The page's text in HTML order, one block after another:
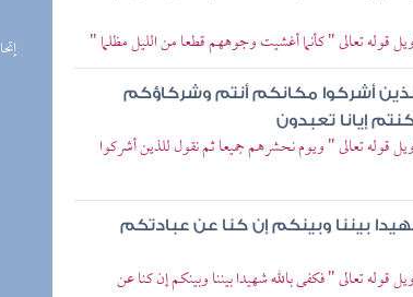
قوله تعالى " كأنما أغشيت وجوههم قطعا من الليل مظلما "
أشركوا مكانكم أنتم وشركاؤكم
إيانا تعبدون
قوله تعالى " ويوم نحشرهم جميعا ثم نقول للذين أشركوا
بيننا وبينكم إن كنا عن عبادتكم
تعالى " فكفى بالله شهيدا بيننا وبينكم إن كنا عن